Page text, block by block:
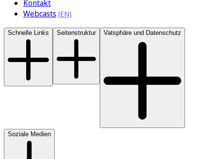
Kontakt
Webcasts
Schnelle Links Seitenstruktur Vatsphäre und Datenschutz
Soziale Medien